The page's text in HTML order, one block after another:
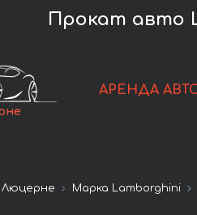
Прокат авто
АРЕНДА
Люцерне Марка Lamborghini